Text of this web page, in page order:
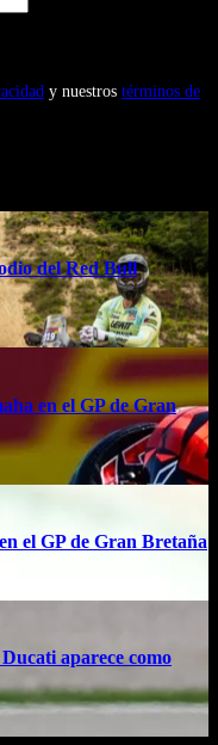
y nuestros términos de
del Red Bull
en el GP de Gran
el GP de Gran Bretaña
aparece como